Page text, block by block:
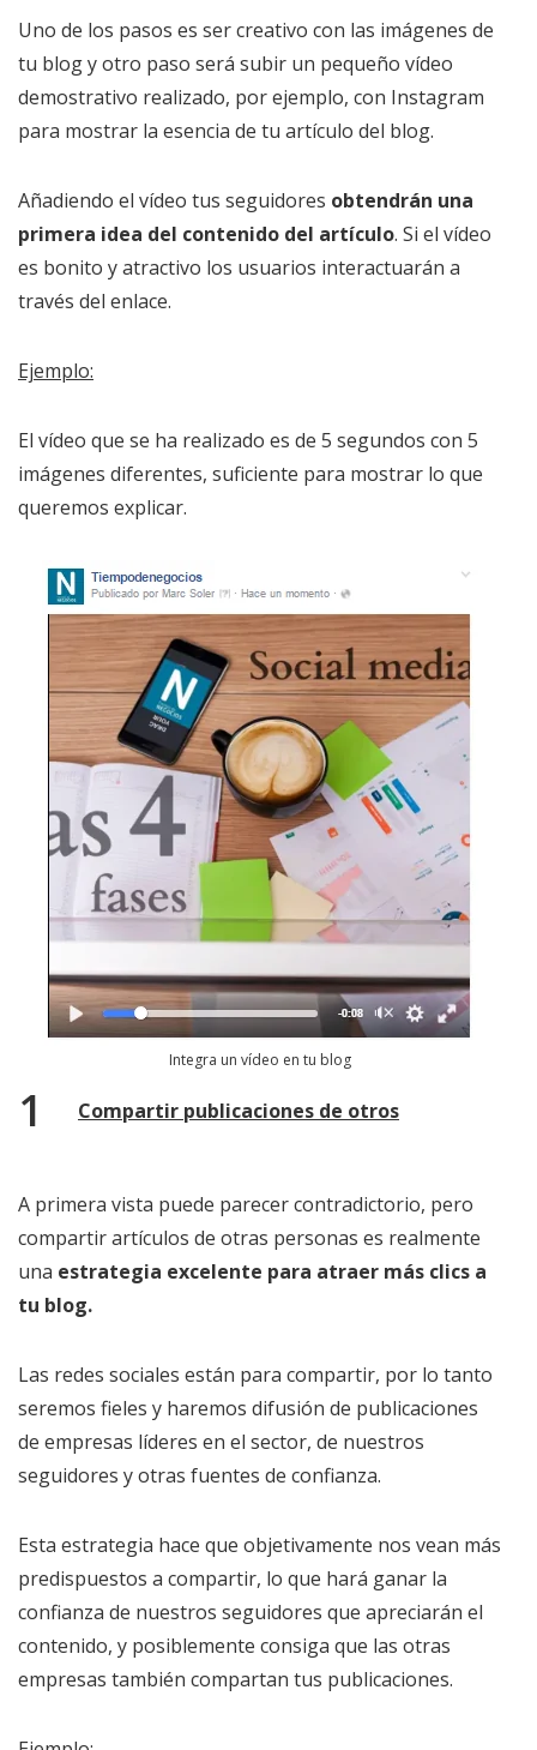
Uno de los pasos es ser creativo con las imágenes de
tu blog y otro paso será subir un pequeño vídeo
demostrativo realizado, por ejemplo, con Instagram
para mostrar la esencia de tu artículo del blog.
Añadiendo el vídeo tus seguidores obtendrán una
primera idea del contenido del artículo. Si el vídeo
es bonito y atractivo los usuarios interactuarán a
través del enlace.
Ejemplo:
El vídeo que se ha realizado es de 5 segundos con 5
imágenes diferentes, suficiente para mostrar lo que
queremos explicar.
Integra un vídeo en tu blog
Compartir publicaciones de otros
A primera vista puede parecer contradictorio, pero
compartir artículos de otras personas es realmente
una estrategia excelente para atraer más clics a
tu blog.
Las redes sociales están para compartir, por lo tanto
seremos fieles y haremos difusión de publicaciones
de empresas líderes en el sector, de nuestros
seguidores y otras fuentes de confianza.
Esta estrategia hace que objetivamente nos vean más
predispuestos a compartir, lo que hará ganar la
confianza de nuestros seguidores que apreciarán el
contenido, y posiblemente consiga que las otras
empresas también compartan tus publicaciones.